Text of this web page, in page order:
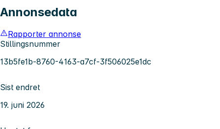
Annonsedata
Rapporter annonse
Stillingsnummer
13b5fe1b-8760-4163-a7cf-3f506025e1dc
Sist endret
19. juni 2026